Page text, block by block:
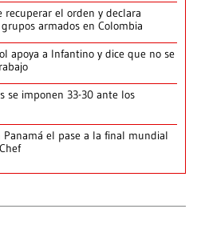
recuperar el orden y declara
armados en Colombia
apoya a Infantino y dice que no se
se imponen 33-30 ante los
el pase a la final mundial